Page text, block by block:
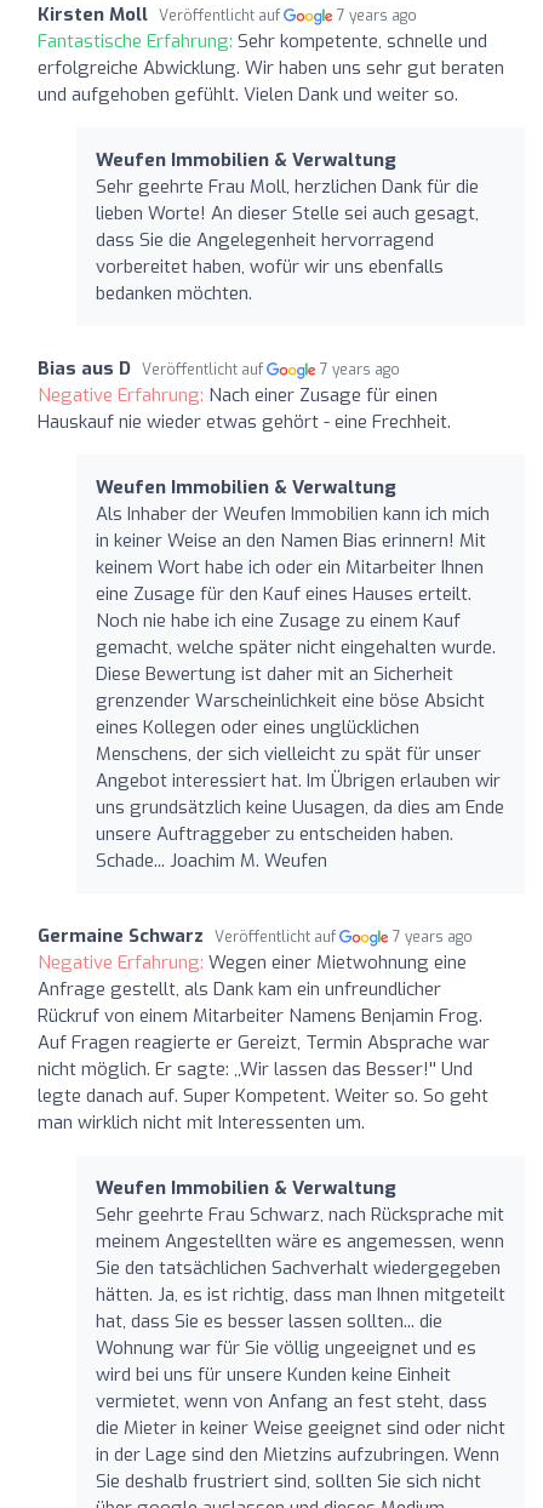
Kirsten Moll Veröffentlicht auf 7 years ago
Fantastische Erfahrung: Sehr kompetente, schnelle und
erfolgreiche Abwicklung. Wir haben uns sehr gut beraten
und aufgehoben gefühlt. Vielen Dank und weiter so.
Weufen Immobilien & Verwaltung
Sehr geehrte Frau Moll, herzlichen Dank für die
lieben Worte! An dieser Stelle sei auch gesagt,
dass Sie die Angelegenheit hervorragend
vorbereitet haben, wofür wir uns ebenfalls
bedanken möchten.
Bias aus D Veröffentlicht auf 7 years ago
Negative Erfahrung: Nach einer Zusage für einen
Hauskauf nie wieder etwas gehört - eine Frechheit.
Weufen Immobilien & Verwaltung
Als Inhaber der Weufen Immobilien kann ich mich
in keiner Weise an den Namen Bias erinnern! Mit
keinem Wort habe ich oder ein Mitarbeiter Ihnen
eine Zusage für den Kauf eines Hauses erteilt.
Noch nie habe ich eine Zusage zu einem Kauf
gemacht, welche später nicht eingehalten wurde.
Diese Bewertung ist daher mit an Sicherheit
grenzender Warscheinlichkeit eine böse Absicht
eines Kollegen oder eines unglücklichen
Menschens, der sich vielleicht zu spät für unser
Angebot interessiert hat. Im Übrigen erlauben wir
uns grundsätzlich keine Uusagen, da dies am Ende
unsere Auftraggeber zu entscheiden haben.
Schade... Joachim M. Weufen
Germaine Schwarz Veröffentlicht auf 7 years ago
Negative Erfahrung: Wegen einer Mietwohnung eine
Anfrage gestellt, als Dank kam ein unfreundlicher
Rückruf von einem Mitarbeiter Namens Benjamin Frog.
Auf Fragen reagierte er Gereizt, Termin Absprache war
nicht möglich. Er sagte: ,,Wir lassen das Besser!'' Und
legte danach auf. Super Kompetent. Weiter so. So geht
man wirklich nicht mit Interessenten um.
Weufen Immobilien & Verwaltung
Sehr geehrte Frau Schwarz, nach Rücksprache mit
meinem Angestellten wäre es angemessen, wenn
Sie den tatsächlichen Sachverhalt wiedergegeben
hätten. Ja, es ist richtig, dass man Ihnen mitgeteilt
hat, dass Sie es besser lassen sollten... die
Wohnung war für Sie völlig ungeeignet und es
wird bei uns für unsere Kunden keine Einheit
vermietet, wenn von Anfang an fest steht, dass
die Mieter in keiner Weise geeignet sind oder nicht
in der Lage sind den Mietzins aufzubringen. Wenn
Sie deshalb frustriert sind, sollten Sie sich nicht